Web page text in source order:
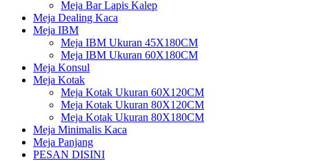
Meja Bar Lapis Kalep
Meja Dealing Kaca
Meja IBM
Meja IBM Ukuran 45X180CM
Meja IBM Ukuran 60X180CM
Meja Konsul
Meja Kotak
Meja Kotak Ukuran 60X120CM
Meja Kotak Ukuran 80X120CM
Meja Kotak Ukuran 80X180CM
Meja Minimalis Kaca
Meja Panjang
PESAN DISINI